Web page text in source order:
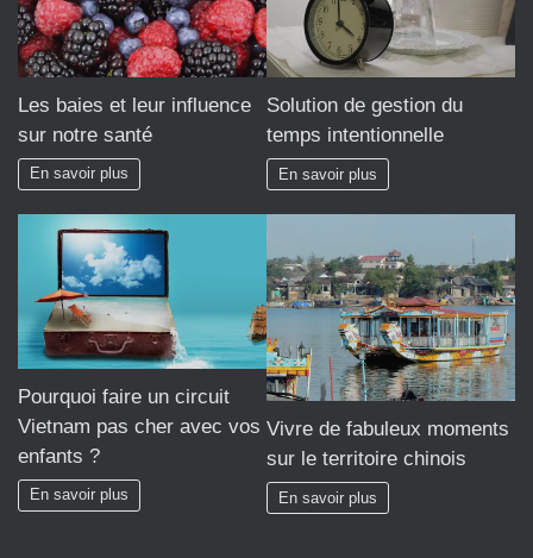
Les baies et leur influence
sur notre santé
En savoir plus
Solution de gestion du
temps intentionnelle
En savoir plus
Pourquoi faire un circuit
Vietnam pas cher avec vos
enfants ?
En savoir plus
Vivre de fabuleux moments
sur le territoire chinois
En savoir plus